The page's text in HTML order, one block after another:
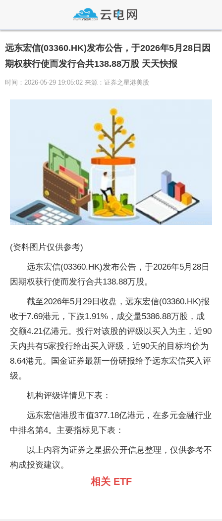
远东宏信(03360.HK)发布公告，于2026年5月28日因
期权获行使而发行合共138.88万股 天天快报
时间：2026-05-29 19:05:02 来源：证券之星港美股
(资料图片仅供参考)
远东宏信(03360.HK)发布公告，于2026年5月28日
因期权获行使而发行合共138.88万股。
截至2026年5月29日收盘，远东宏信(03360.HK)报
收于7.69港元，下跌1.91%，成交量5386.88万股，成
交额4.21亿港元。投行对该股的评级以买入为主，近90
天内共有5家投行给出买入评级，近90天的目标均价为
8.64港元。国金证券最新一份研报给予远东宏信买入评
级。
机构评级详情见下表：
远东宏信港股市值377.18亿港元，在多元金融行业
中排名第4。主要指标见下表：
以上内容为证券之星据公开信息整理，仅供参考不
构成投资建议。
相关 ETF